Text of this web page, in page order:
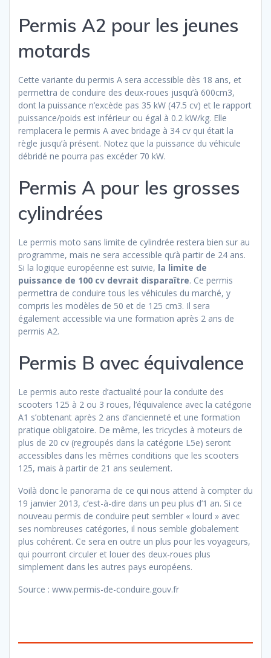
Permis A2 pour les jeunes
motards
Cette variante du permis A sera accessible dès 18 ans, et
permettra de conduire des deux-roues jusqu’à 600cm3,
dont la puissance n’excède pas 35 kW (47.5 cv) et le rapport
puissance/poids est inférieur ou égal à 0.2 kW/kg. Elle
remplacera le permis A avec bridage à 34 cv qui était la
règle jusqu’à présent. Notez que la puissance du véhicule
débridé ne pourra pas excéder 70 kW.
Permis A pour les grosses
cylindrées
Le permis moto sans limite de cylindrée restera bien sur au
programme, mais ne sera accessible qu’à partir de 24 ans.
Si la logique européenne est suivie, la limite de
puissance de 100 cv devrait disparaître. Ce permis
permettra de conduire tous les véhicules du marché, y
compris les modèles de 50 et de 125 cm3. Il sera
également accessible via une formation après 2 ans de
permis A2.
Permis B avec équivalence
Le permis auto reste d’actualité pour la conduite des
scooters 125 à 2 ou 3 roues, l’équivalence avec la catégorie
A1 s’obtenant après 2 ans d’ancienneté et une formation
pratique obligatoire. De même, les tricycles à moteurs de
plus de 20 cv (regroupés dans la catégorie L5e) seront
accessibles dans les mêmes conditions que les scooters
125, mais à partir de 21 ans seulement.
Voilà donc le panorama de ce qui nous attend à compter du
19 janvier 2013, c’est-à-dire dans un peu plus d’1 an. Si ce
nouveau permis de conduire peut sembler « lourd » avec
ses nombreuses catégories, il nous semble globalement
plus cohérent. Ce sera en outre un plus pour les voyageurs,
qui pourront circuler et louer des deux-roues plus
simplement dans les autres pays européens.
Source : www.permis-de-conduire.gouv.fr